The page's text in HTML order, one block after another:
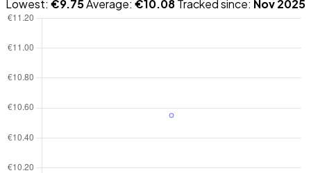
Lowest: €9.75Average: €10.08Tracked since: Nov 2025